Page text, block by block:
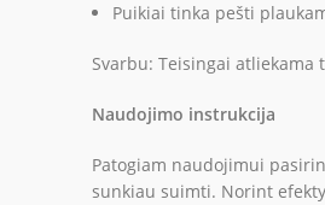
Puikiai tinka pešti
Svarbu: Teisingai
Naudojimo instrukcija
Patogiam naudojimui
sunkiau suimti. Norint